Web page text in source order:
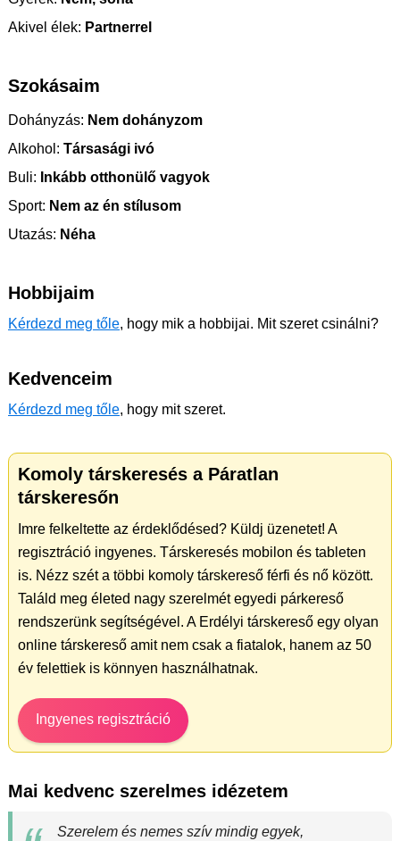
Akivel élek: Partnerrel
Szokásaim
Dohányzás: Nem dohányzom
Alkohol: Társasági ivó
Buli: Inkább otthonülő vagyok
Sport: Nem az én stílusom
Utazás: Néha
Hobbijaim
Kérdezd meg tőle, hogy mik a hobbijai. Mit szeret csinálni?
Kedvenceim
Kérdezd meg tőle, hogy mit szeret.
Komoly társkeresés a Páratlan
társkeresőn
Imre felkeltette az érdeklődésed? Küldj üzenetet! A
regisztráció ingyenes. Társkeresés mobilon és tableten
is. Nézz szét a többi komoly társkereső férfi és nő között.
Találd meg életed nagy szerelmét egyedi párkereső
rendszerünk segítségével. A Erdélyi társkereső egy olyan
online társkereső amit nem csak a fiatalok, hanem az 50
év felettiek is könnyen használhatnak.
Ingyenes regisztráció
Mai kedvenc szerelmes idézetem
Szerelem és nemes szív mindig egyek,